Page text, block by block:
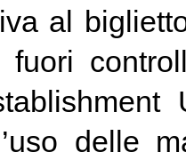
al
fuori
delle